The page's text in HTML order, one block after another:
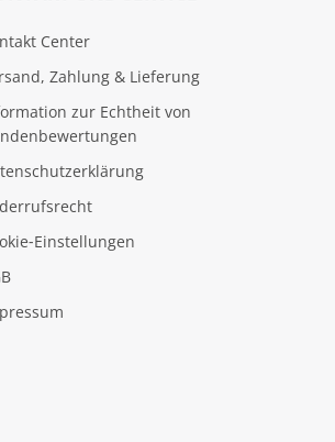
Center
Zahlung & Lieferung
zur Echtheit von